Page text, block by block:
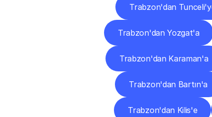
Trabzon'dan
Trabzon'dan Yozgat'a
Trabzon'dan Karaman'a
Trabzon'dan Bartın'a
Trabzon'dan Kilis'e